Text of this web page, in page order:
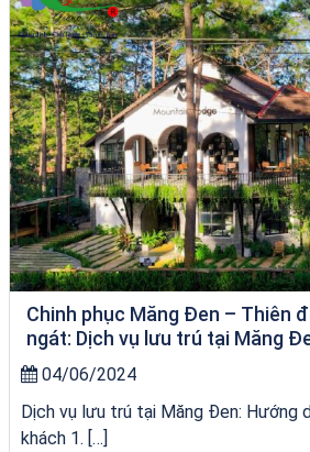
Chinh phục Măng Đen – Thiên
ngát: Dịch vụ lưu trú tại Măng
04/06/2024
Dịch vụ lưu trú tại Măng Đen: Hướng
khách 1. […]